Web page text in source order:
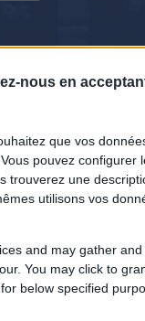
nous en
que vos
pouvez configurer
trouverez une
utilisons vos
and may gather
You may click to
below specified